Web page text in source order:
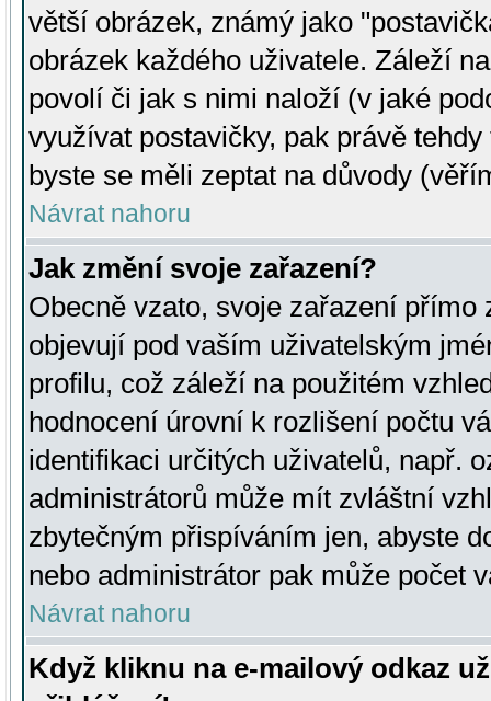
větší obrázek, známý jako
obrázek každého uživatele. Záleží
povolí či jak s nimi naloží (v jaké
využívat postavičky, pak právě
byste se měli zeptat na důvody
Návrat nahoru
Jak změní svoje zařazení?
Obecně vzato, svoje zařazení přímo
objevují pod vaším uživatelským
profilu, což záleží na použitém
hodnocení úrovní k rozlišení počtu
identifikaci určitých uživatelů, např.
administrátorů může mít zvláštní
zbytečným přispíváním jen, abyste
nebo administrátor pak může počet
Návrat nahoru
Když kliknu na e-mailový odkaz